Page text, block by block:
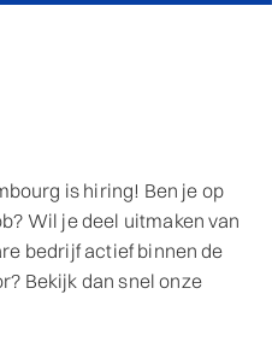
is hiring! Ben je op
Wil je deel uitmaken van
bedrijf actief binnen de
Bekijk dan snel onze